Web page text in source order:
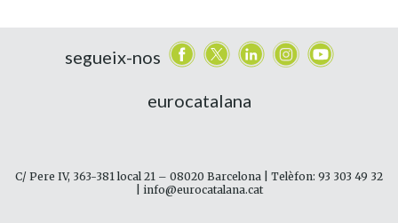
segueix-nos
eurocatalana
C/ Pere IV, 363-381 local 21 – 08020 Barcelona | Telèfon: 93 303 49 32
| info@eurocatalana.cat